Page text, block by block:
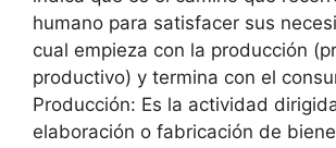
humano para satisfacer sus
cual empieza con la producción
productivo) y termina con el
Producción: Es la actividad
elaboración o fabricación de